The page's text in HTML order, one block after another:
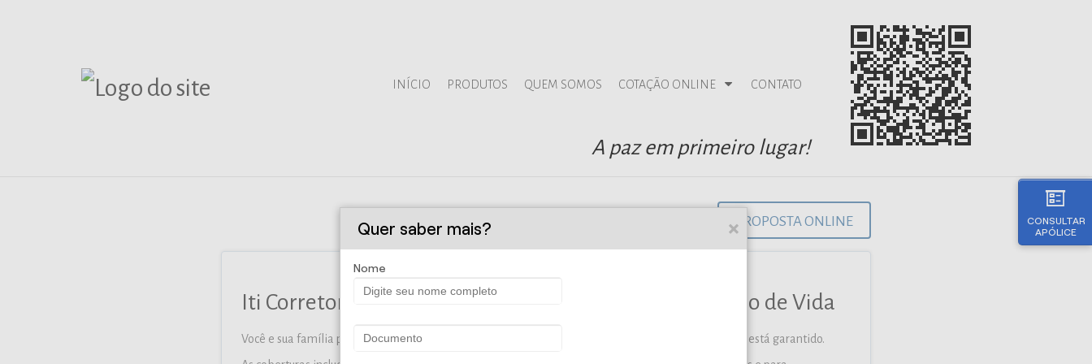
CONSULTAR
APÓLICE
INÍCIO PRODUTOS QUEM SOMOS COTAÇÃO ONLINE CONTATO
A paz em primeiro lugar!
PROPOSTA ONLINE
Iti Corretora e Administradora de Seguros Ltda - Seguro de Vida
Você e sua família podem vivenciar os bons momentos no presente, sabendo que o futuro também está garantido.
Quer saber mais?
Nome